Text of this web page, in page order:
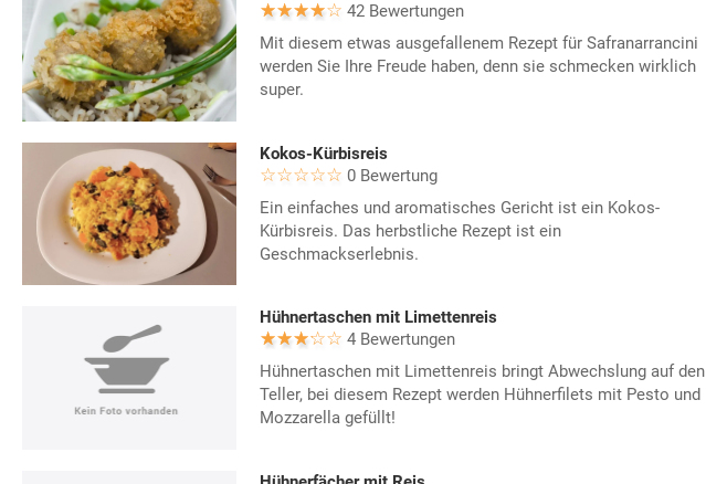
42 Bewertungen
Mit diesem etwas ausgefallenem Rezept für Safranarrancini
werden Sie Ihre Freude haben, denn sie schmecken wirklich
super.
Kokos-Kürbisreis
0 Bewertung
Ein einfaches und aromatisches Gericht ist ein Kokos-
Kürbisreis. Das herbstliche Rezept ist ein
Geschmackserlebnis.
Hühnertaschen mit Limettenreis
4 Bewertungen
Hühnertaschen mit Limettenreis bringt Abwechslung auf den
Teller, bei diesem Rezept werden Hühnerfilets mit Pesto und
Mozzarella gefüllt!